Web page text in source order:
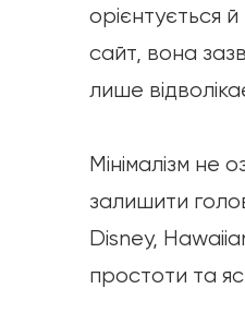
орієнтується
сайт, вона
лише відволікає
Мінімалізм не
залишити
Disney,
простоти та